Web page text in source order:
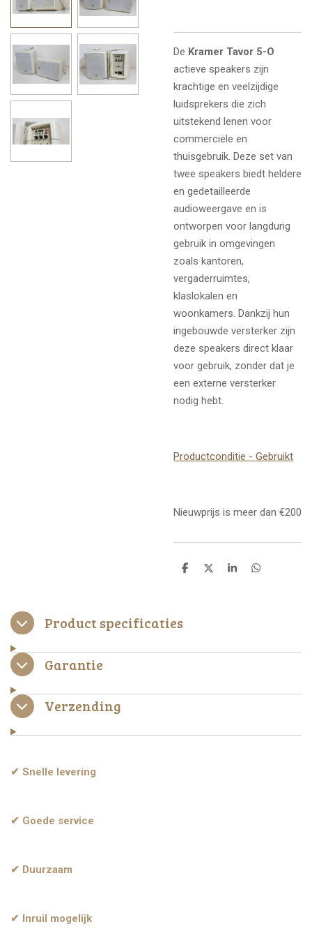
De Kramer Tavor 5-O
actieve speakers zijn
krachtige en veelzijdige
luidsprekers die zich
uitstekend lenen voor
commerciële en
thuisgebruik. Deze set van
twee speakers biedt heldere
en gedetailleerde
audioweergave en is
ontworpen voor langdurig
gebruik in omgevingen
zoals kantoren,
vergaderruimtes,
klaslokalen en
woonkamers. Dankzij hun
ingebouwde versterker zijn
deze speakers direct klaar
voor gebruik, zonder dat je
een externe versterker
nodig hebt.
Productconditie - Gebruikt
Nieuwprijs is meer dan €200
D
D
S
D
Product specificaties
Garantie
Verzending
✔ Snelle levering
✔ Goede service
✔ Duurzaam
✔ Inruil mogelijk